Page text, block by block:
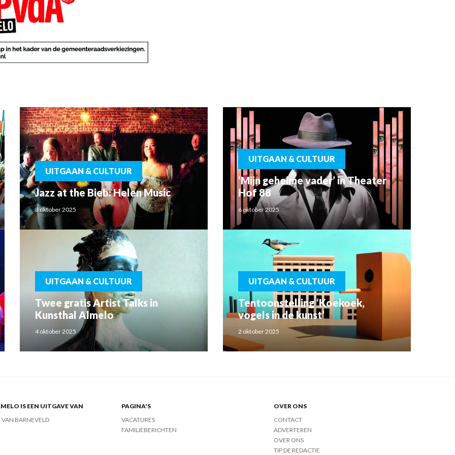
UITGAAN & CULTUUR
Jazz at the Bieb: Helen Music
3 oktober 2025
UITGAAN & CULTUUR
‘Mijn geheime vader’ in Theater
Hof 88
6 oktober 2025
UITGAAN & CULTUUR
Twee gratis Artist Talks in
Kunsthal Almelo
4 oktober 2025
UITGAAN & CULTUUR
Tentoonstelling ‘Koekoek,
vogels in de kunst’
2 oktober 2025
IS EEN UITGAVE VAN
VAN BARNEVELD
PAGINA'S
VACATURES
FAMILIEBERICHTEN
OVER ONS
CONTACT
ADVERTEREN
OVER ONS
TIP DE REDACTIE